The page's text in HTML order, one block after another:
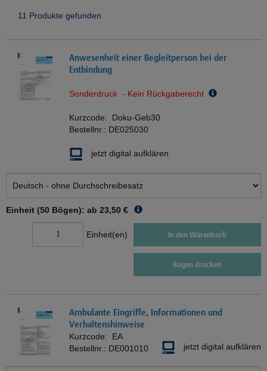
11 Produkte gefunden
Anwesenheit einer Begleitperson bei der
Entbindung
Sonderdruck - Kein Rückgaberecht
Kurzcode: Doku-Geb30
Bestellnr.: DE025030
jetzt digital aufklären
Einheit (50 Bögen): ab 23,50 €
Einheit(en) In den Warenkorb
Bogen drucken
Ambulante Eingriffe, Informationen und
Verhaltenshinweise
Kurzcode: EA
Bestellnr.: DE001010 jetzt digital aufklären